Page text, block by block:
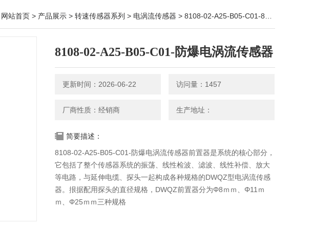
网站首页 > 产品展示 > 转速传感器系列 > 电涡流传感器 > 8108-02-A25-B05-C01-8108-02-A25-B05-C01-防爆电涡流传感器
8108-02-A25-B05-C01-防爆电涡流传感器
更新时间：2026-06-22 访问量：1457
厂商性质：经销商 生产地址：
简要描述：
8108-02-A25-B05-C01-防爆电涡流传感器前置器是系统的核心部分，
它包括了整个传感器系统的振荡、线性检波、滤波、线性补偿、放大
等电路，与延伸电缆、探头一起构成各种规格的DWQZ型电涡流传感
器。拫据配用探头的直径规格，DWQZ前置器分为Φ8ｍｍ、Φ11ｍ
ｍ、Φ25ｍｍ三种规格